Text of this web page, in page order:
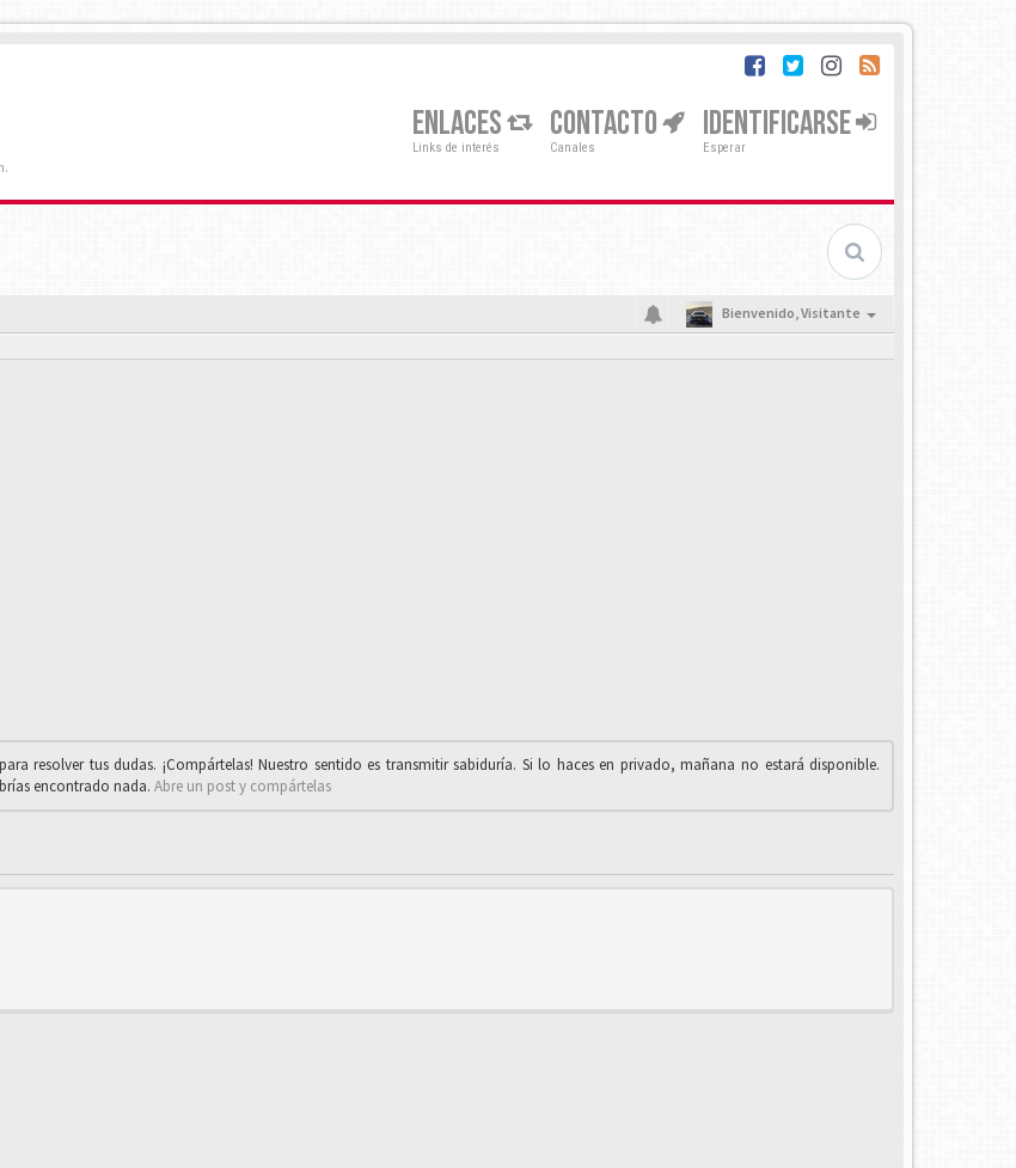
ENLACES
Links de interés
CONTACTO
Canales
IDENTIFICARSE
Esperar
Bienvenido,Visitante
para resolver tus dudas. ¡Compártelas! Nuestro sentido es transmitir sabiduría. Si lo haces en privado, mañana no estará disponible.
encontrado nada. Abre un post y compártelas